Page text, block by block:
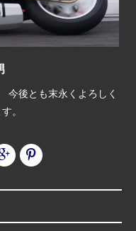
今後とも末永くよろしく
。